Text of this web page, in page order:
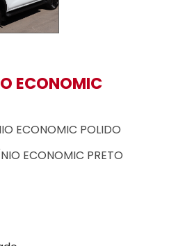
ECONOMIC
ECONOMIC POLIDO
ECONOMIC PRETO